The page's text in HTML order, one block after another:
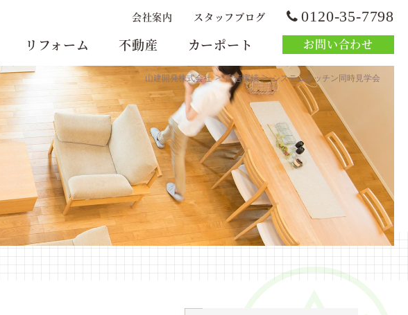
リフォーム 不動産 カーポート お問い合わせ
会社案内 スタッフブログ 0120-35-7798
山建開発株式会社>広告実績>システムキッチン同時見学会